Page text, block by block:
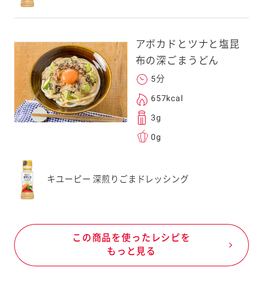
アボカドとツナと塩昆
布の深ごまうどん
5分
657kcal
3g
0g
キユーピー 深煎りごまドレッシング
この商品を使ったレシピを
もっと見る